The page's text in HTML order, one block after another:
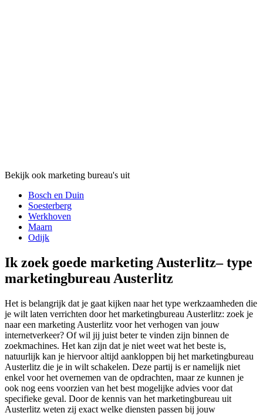
Bekijk ook marketing bureau's uit
Bosch en Duin
Soesterberg
Werkhoven
Maarn
Odijk
Ik zoek goede marketing Austerlitz– type
marketingbureau Austerlitz
Het is belangrijk dat je gaat kijken naar het type werkzaamheden die
je wilt laten verrichten door het marketingbureau Austerlitz: zoek je
naar een marketing Austerlitz voor het verhogen van jouw
internetverkeer? Of wil jij juist beter te vinden zijn binnen de
zoekmachines. Het kan zijn dat je niet weet wat het beste is,
natuurlijk kan je hiervoor altijd aankloppen bij het marketingbureau
Austerlitz die je in wilt schakelen. Deze partij is er namelijk niet
enkel voor het overnemen van de opdrachten, maar ze kunnen je
ook nog eens voorzien van het best mogelijke advies voor dat
specifieke geval. Door de kennis van het marketingbureau uit
Austerlitz weten zij exact welke diensten passen bij jouw